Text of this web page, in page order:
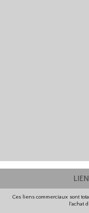
Ces liens commerciaux sont
l'achat